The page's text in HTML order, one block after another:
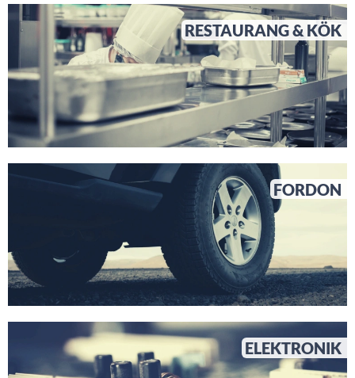
RESTAURANG & KÖK
FORDON
ELEKTRONIK